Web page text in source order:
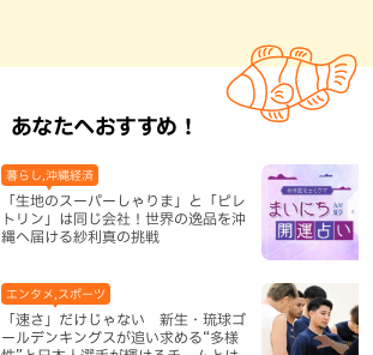
あなたへおすすめ！
「生地のスーパーしゃりま」と「ピレ
トリン」は同じ会社！世界の逸品を沖
縄へ届ける紗利真の挑戦
暮らし,沖縄経済
「速さ」だけじゃない 新生・琉球ゴ
ールデンキングスが追い求める“多様
エンタメ,スポーツ